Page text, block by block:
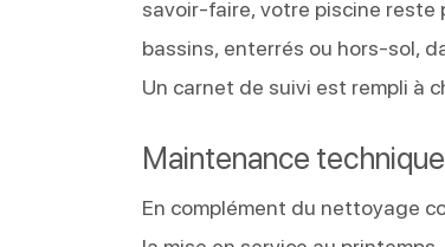
savoir-faire, votre piscine reste
bassins, enterrés ou hors-sol,
Un carnet de suivi est rempli à
Maintenance
En complément du nettoyage